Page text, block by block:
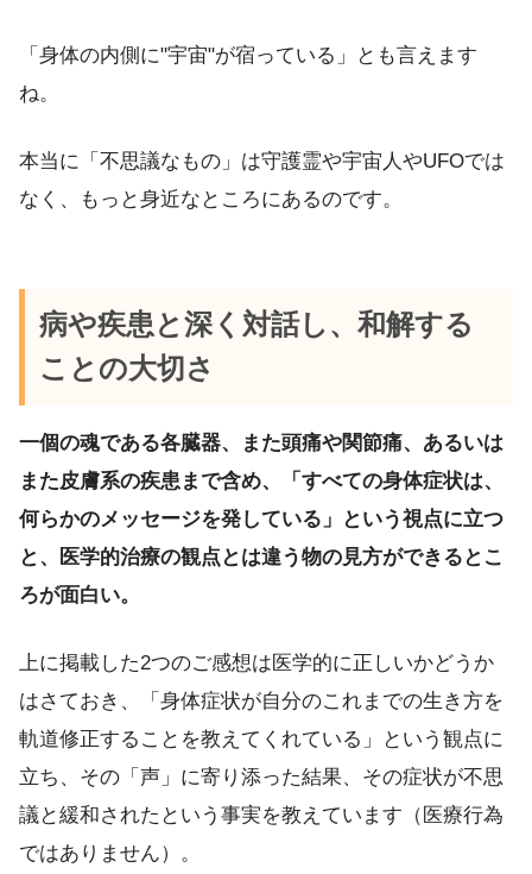
「身体の内側に"宇宙"が宿っている」とも言えます
ね。
本当に「不思議なもの」は守護霊や宇宙人やUFOでは
なく、もっと身近なところにあるのです。
病や疾患と深く対話し、和解する
ことの大切さ
一個の魂である各臓器、また頭痛や関節痛、あるいは
また皮膚系の疾患まで含め、「すべての身体症状は、
何らかのメッセージを発している」という視点に立つ
と、医学的治療の観点とは違う物の見方ができるとこ
ろが面白い。
上に掲載した2つのご感想は医学的に正しいかどうか
はさておき、「身体症状が自分のこれまでの生き方を
軌道修正することを教えてくれている」という観点に
立ち、その「声」に寄り添った結果、その症状が不思
議と緩和されたという事実を教えています（医療行為
ではありません）。